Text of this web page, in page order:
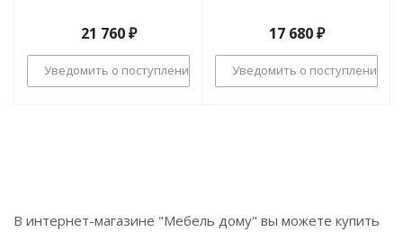
21 760₽
Уведомить о поступлении
17 680₽
Уведомить о поступлении
В интернет-магазине "Мебель дому" вы можете купить